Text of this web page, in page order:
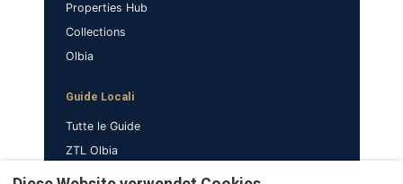
Properties Hub
Collections
Olbia
Guide Locali
Tutte le Guide
ZTL Olbia
Parcheggio